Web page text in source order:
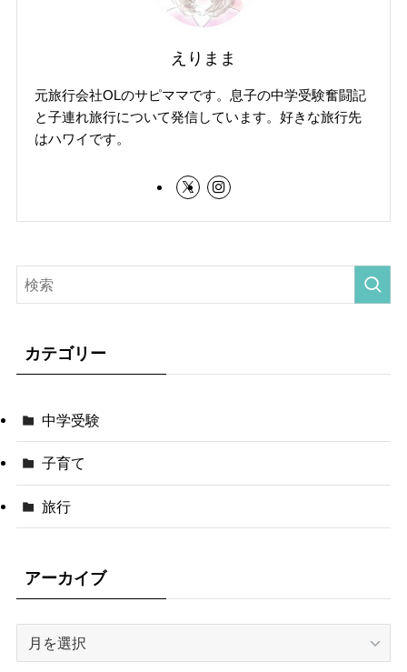
えりまま
元旅行会社OLのサピママです。息子の中学受験奮闘記
と子連れ旅行について発信しています。好きな旅行先
はハワイです。
カテゴリー
中学受験
子育て
旅行
アーカイブ